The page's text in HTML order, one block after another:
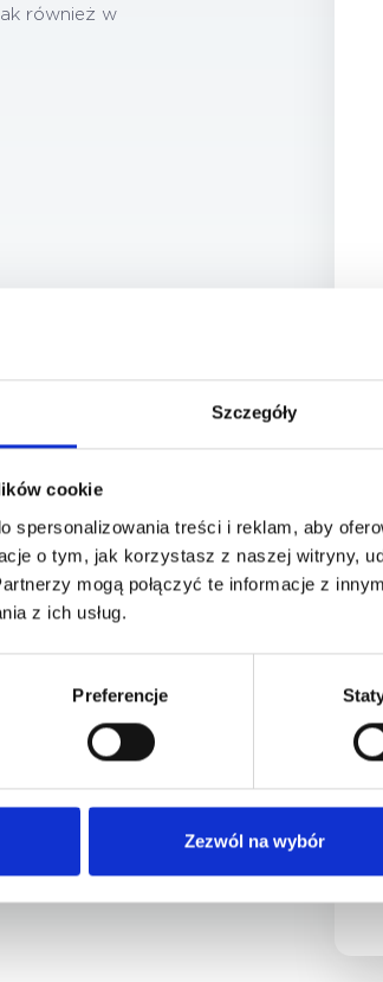
Szczegóły
cookie
spersonalizowania treści i reklam, aby
o tym, jak korzystasz z naszej witryny,
mogą połączyć te informacje z
z ich usług.
Preferencje
Zezwól na wybór
również w